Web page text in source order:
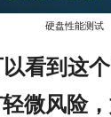
硬盘性能测试
看到这
微风险